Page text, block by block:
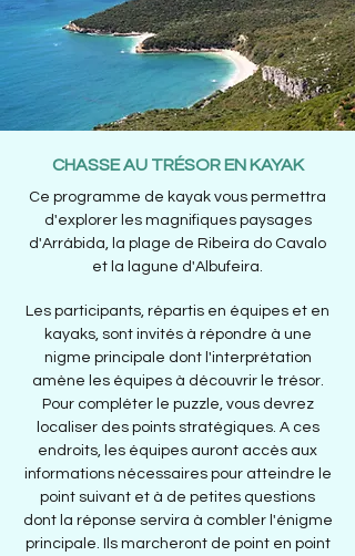
CHASSE AU TRÉSOR EN KAYAK
Ce programme de kayak vous permettra
d'explorer les magnifiques paysages
d'Arrábida, la plage de Ribeira do Cavalo
et la lagune d'Albufeira.
Les participants, répartis en équipes et en
kayaks, sont invités à répondre à une
nigme principale dont l'interprétation
amène les équipes à découvrir le trésor.
Pour compléter le puzzle, vous devrez
localiser des points stratégiques. A ces
endroits, les équipes auront accès aux
informations nécessaires pour atteindre le
point suivant et à de petites questions
dont la réponse servira à combler l'énigme
principale. Ils marcheront de point en point